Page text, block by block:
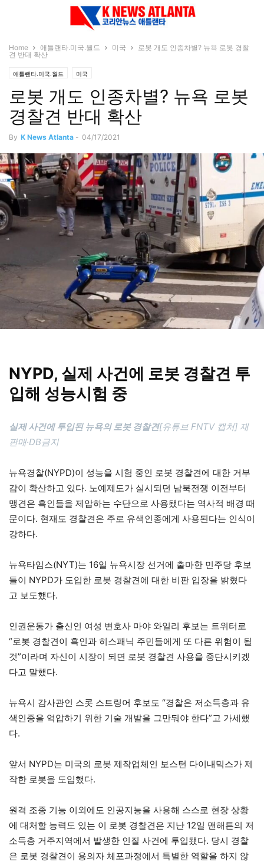
Home 애틀랜타.미국.월드 미국
로봇 개도 인종차별? 뉴욕 로봇 경찰
견 반대 확산
애틀랜타.미국.월드 미국
로봇 개도 인종차별? 뉴욕 로봇
경찰견 반대 확산
By K News Atlanta - 04/17/2021
NYPD, 실제 사건에 로봇 경찰견 투
입해 성능시험 중
실제 사건에 투입된 뉴욕의 로봇 경찰견[유튜브 FNTV 캡처] 재
판매·DB금지
뉴욕경찰(NYPD)이 성능을 시험 중인 로봇 경찰견에 대한 거부
감이 확산하고 있다. 노예제도가 실시되던 남북전쟁 이전부터
맹견은 흑인들을 제압하는 수단으로 사용됐다는 역사적 배경 때
문이다. 현재도 경찰견은 주로 유색인종에게 사용된다는 인식이
강하다.
뉴욕타임스(NYT)는 16일 뉴욕시장 선거에 출마한 민주당 후보
들이 NYPD가 도입한 로봇 경찰견에 대한 비판 입장을 밝혔다
고 보도했다.
인권운동가 출신인 여성 변호사 마야 와일리 후보는 트위터로
“로봇 경찰견이 흑인과 히스패닉 주민들에게 또 다른 위험이 될
것”이라며 자신이 시장이 되면 로봇 경찰견 사용을 중단시키겠
다고 말했다.
뉴욕시 감사관인 스콧 스트링어 후보도 “경찰은 저소득층과 유
색인종을 억압하기 위한 기술 개발을 그만둬야 한다”고 가세했
다.
앞서 NYPD는 미국의 로봇 제작업체인 보스턴 다이내믹스가 제
작한 로봇을 도입했다.
원격 조종 기능 이외에도 인공지능을 사용해 스스로 현장 상황
에 대처할 능력도 있는 이 로봇 경찰견은 지난 12일 맨해튼의 저
소득층 거주지역에서 발생한 인질 사건에 투입됐다. 당시 경찰
은 로봇 경찰견이 용의자 체포과정에서 특별한 역할을 하지 않